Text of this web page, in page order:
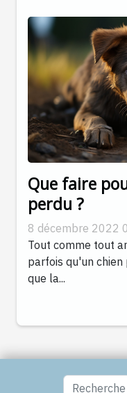
Que faire
perdu ?
8 décembre 2022
Tout comme tout
parfois qu'un chien
que la...